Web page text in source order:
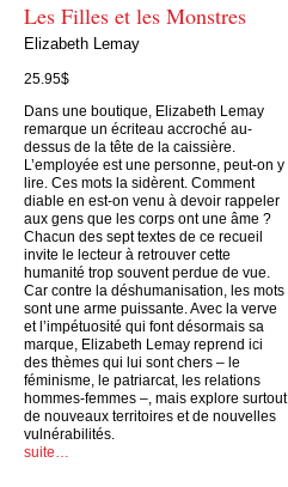
Les Filles et les Monstres
Elizabeth Lemay
25.95$
Dans une boutique, Elizabeth Lemay
remarque un écriteau accroché au-
dessus de la tête de la caissière.
L’employée est une personne, peut-on y
lire. Ces mots la sidèrent. Comment
diable en est-on venu à devoir rappeler
aux gens que les corps ont une âme ?
Chacun des sept textes de ce recueil
invite le lecteur à retrouver cette
humanité trop souvent perdue de vue.
Car contre la déshumanisation, les mots
sont une arme puissante. Avec la verve
et l’impétuosité qui font désormais sa
marque, Elizabeth Lemay reprend ici
des thèmes qui lui sont chers – le
féminisme, le patriarcat, les relations
hommes-femmes –, mais explore surtout
de nouveaux territoires et de nouvelles
vulnérabilités.
suite…